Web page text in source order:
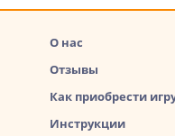
О нас
Отзывы
Как приобрести
Инструкции